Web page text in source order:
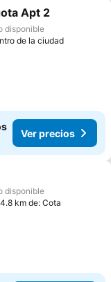
favoritos
Apt 2
disponible
de la ciudad
Ver precios
disponible
km de: Cota